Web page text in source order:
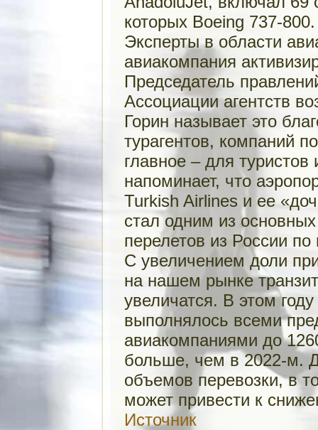
которых Boeing 737-800.
Эксперты в области
авиакомпания
Председатель
Ассоциации агентств
Горин называет это
турагентов, компаний
главное – для
напоминает, что
Turkish Airlines и ее
стал одним из
перелетов из России
С увеличением доли
на нашем рынке
увеличатся. В этом
выполнялось всеми
авиакомпаниями до
больше, чем в 2022-м.
объемов перевозки, в
может привести к
Источник